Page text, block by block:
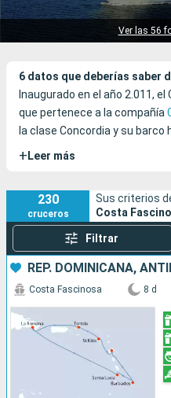
Ver las 56
6 datos que deberías saber
Inaugurado en el año 2.011,
que pertenece a la compañía
la clase Concordia y su barco
+ Leer más
230
cruceros
Sus criterios
Costa
Filtrar
Costa Fascinosa 8 d